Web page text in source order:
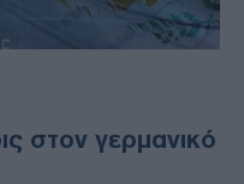
στον γερμανικό